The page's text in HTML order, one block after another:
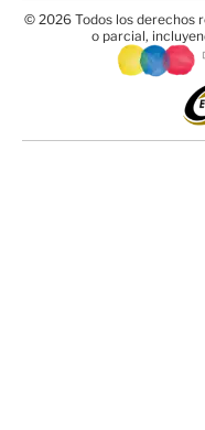
© 2026 Todos los derechos
o parcial,